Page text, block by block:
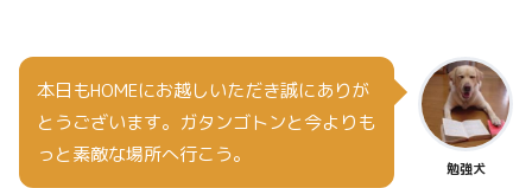
本日もHOMEにお越しいただき誠にありが
とうございます。ガタンゴトンと今よりも
っと素敵な場所へ行こう。
勉強犬